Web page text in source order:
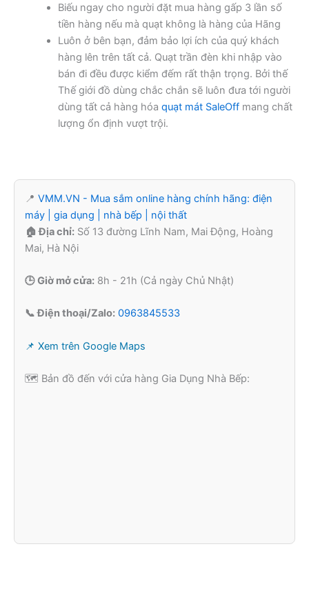
Biếu ngay cho người đặt mua hàng gấp 3 lần số
tiền hàng nếu mà quạt không là hàng của Hãng
Luôn ở bên bạn, đảm bảo lợi ích của quý khách
hàng lên trên tất cả. Quạt trần đèn khi nhập vào
bán đi đều được kiểm đếm rất thận trọng. Bởi thế
Thế giới đồ dùng chắc chắn sẽ luôn đưa tới người
dùng tất cả hàng hóa quạt mát SaleOffmang chất
lượng ổn định vượt trội.
📍 VMM.VN - Mua sắm online hàng chính hãng: điện
máy | gia dụng | nhà bếp | nội thất
🏠 Địa chỉ: Số 13 đường Lĩnh Nam, Mai Động, Hoàng
Mai, Hà Nội
🕒 Giờ mở cửa: 8h - 21h (Cả ngày Chủ Nhật)
📞 Điện thoại/Zalo: 0963845533
📌 Xem trên Google Maps
🗺️ Bản đồ đến với cửa hàng Gia Dụng Nhà Bếp: